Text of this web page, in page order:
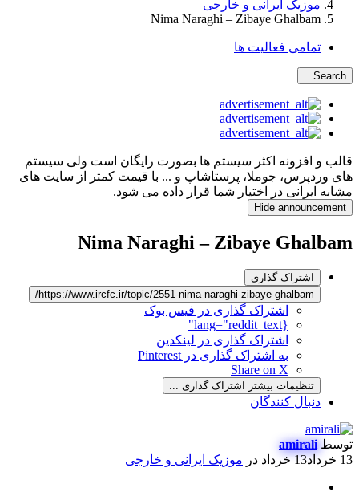
موزیک ایرانی و خارجی
Nima Naraghi – Zibaye Ghalbam
تمامی فعالیت ها
Search...
قالب و افزونه اکثر سیستم ها بصورت رایگان است ولی سیستم
های وردپرس، جوملا، پرستاشاپ و ... با قیمت کمتر از سایت های
مشابه ایرانی در اختیار شما قرار داده می شود.
Hide announcement
Nima Naraghi – Zibaye Ghalbam
اشتراک گذاری
https://www.ircfc.ir/topic/2551-nima-naraghi-zibaye-ghalbam/
اشتراک گذاری در فیس بوک
{lang="reddit_text"
اشتراک گذاری در لینکدین
به اشتراک گذاری در Pinterest
Share on X
تنظیمات بیشتر اشتراک گذاری ...
دنبال کنندگان
توسطamirali
13 خرداد
13 خرداد در موزیک ایرانی و خارجی